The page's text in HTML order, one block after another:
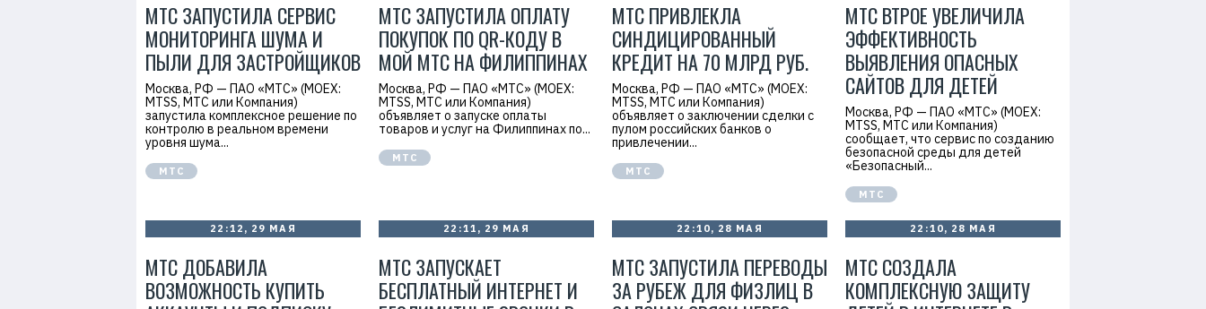
МТС ЗАПУСТИЛА СЕРВИС
МОНИТОРИНГА ШУМА И
ПЫЛИ ДЛЯ ЗАСТРОЙЩИКОВ
Москва, РФ — ПАО «МТС» (MOEX:
MTSS, МТС или Компания)
запустила комплексное решение по
контролю в реальном времени
уровня шума...
МТС
МТС ЗАПУСТИЛА ОПЛАТУ
ПОКУПОК ПО QR-КОДУ В
МОЙ МТС НА ФИЛИППИНАХ
Москва, РФ — ПАО «МТС» (MOEX:
MTSS, МТС или Компания)
объявляет о запуске оплаты
товаров и услуг на Филиппинах по...
МТС
МТС ПРИВЛЕКЛА
СИНДИЦИРОВАННЫЙ
КРЕДИТ НА 70 МЛРД РУБ.
Москва, РФ — ПАО «МТС» (MOEX:
MTSS, МТС или Компания)
объявляет о заключении сделки с
пулом российских банков о
привлечении...
МТС
МТС ВТРОЕ УВЕЛИЧИЛА
ЭФФЕКТИВНОСТЬ
ВЫЯВЛЕНИЯ ОПАСНЫХ
САЙТОВ ДЛЯ ДЕТЕЙ
Москва, РФ — ПАО «МТС» (MOEX:
MTSS, МТС или Компания)
сообщает, что сервис по созданию
безопасной среды для детей
«Безопасный...
МТС
22:12, 29 МАЯ
МТС ДОБАВИЛА
ВОЗМОЖНОСТЬ КУПИТЬ
22:11, 29 МАЯ
МТС ЗАПУСКАЕТ
БЕСПЛАТНЫЙ ИНТЕРНЕТ И
22:10, 28 МАЯ
МТС ЗАПУСТИЛА ПЕРЕВОДЫ
ЗА РУБЕЖ ДЛЯ ФИЗЛИЦ В
22:10, 28 МАЯ
МТС СОЗДАЛА
КОМПЛЕКСНУЮ ЗАЩИТУ